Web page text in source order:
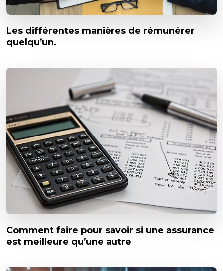
Les différentes manières de rémunérer
quelqu’un.
Comment faire pour savoir si une assurance
est meilleure qu’une autre